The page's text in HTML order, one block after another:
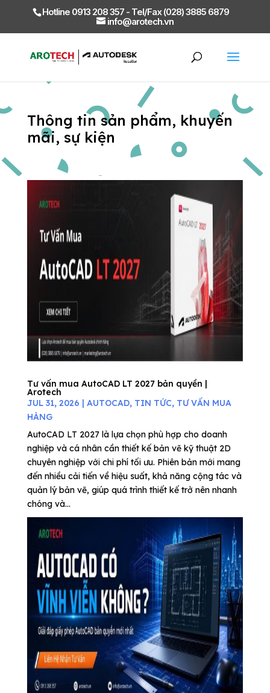
Hotline 0913 208 357 - Tel/Fax (028) 3885 6879
info@arotech.vn
Thông tin sản phẩm, khuyến
mãi, sự kiện
Tư vấn mua AutoCAD LT 2027 bản quyền |
Arotech
JUL 31, 2026 | AUTOCAD, TIN TỨC, TƯ VẤN MUA
HÀNG
AutoCAD LT 2027 là lựa chọn phù hợp cho doanh
nghiệp và cá nhân cần thiết kế bản vẽ kỹ thuật 2D
chuyên nghiệp với chi phí tối ưu. Phiên bản mới mang
đến nhiều cải tiến về hiệu suất, khả năng cộng tác và
quản lý bản vẽ, giúp quá trình thiết kế trở nên nhanh
chóng và...